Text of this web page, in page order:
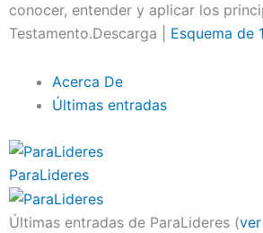
conocer, entender y aplicar los
Testamento.Descarga | Esquema de
Acerca De
Últimas entradas
ParaLideres
Últimas entradas de ParaLideres (